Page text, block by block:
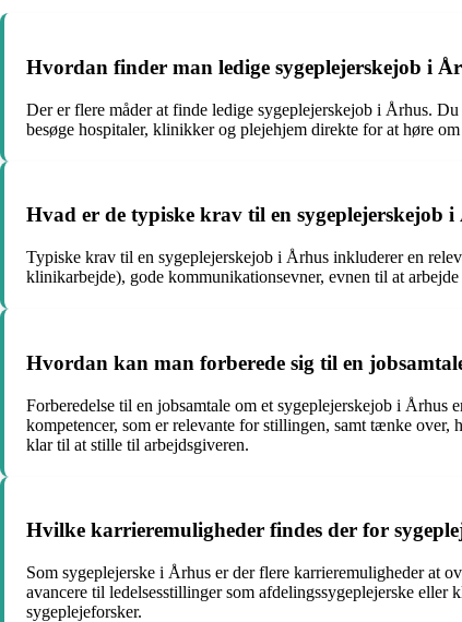
Hvordan finder man ledige sygeplejerskejob i
Der er flere måder at finde ledige sygeplejerskejob i Århus.
besøge hospitaler, klinikker og plejehjem direkte for at høre
Hvad er de typiske krav til en sygeplejerskejob i
Typiske krav til en sygeplejerskejob i Århus inkluderer en
klinikarbejde), gode kommunikationsevner, evnen til at
Hvordan kan man forberede sig til en
Forberedelse til en jobsamtale om et sygeplejerskejob i Århus
kompetencer, som er relevante for stillingen, samt tænke
klar til at stille til arbejdsgiveren.
Hvilke karrieremuligheder findes der for
Som sygeplejerske i Århus er der flere karrieremuligheder at
avancere til ledelsesstillinger som afdelingssygeplejerske
sygeplejeforsker.